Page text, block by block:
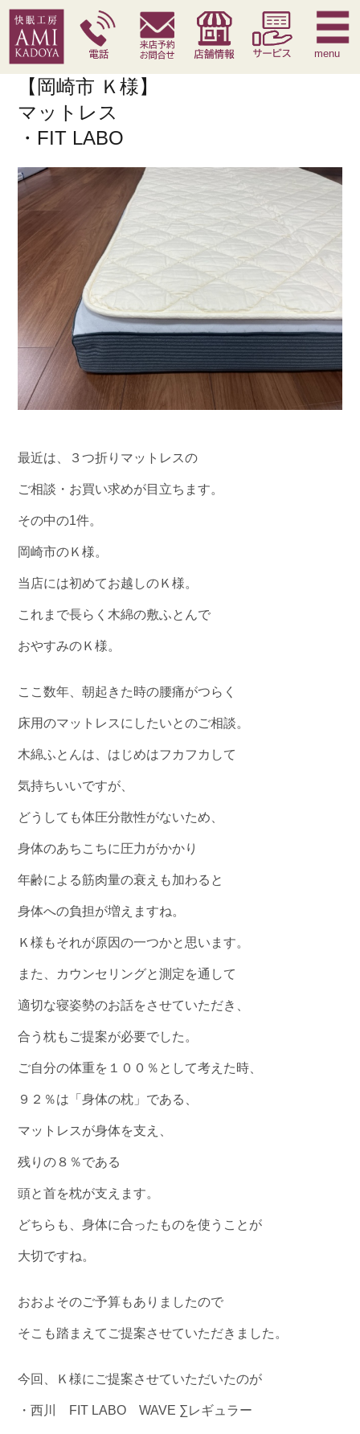
快眠枕 腰痛対策寝具 季節寝具 サービス
menu
【岡崎市 Ｋ様】
マットレス
・FIT LABO
最近は、３つ折りマットレスの
ご相談・お買い求めが目立ちます。
その中の1件。
岡崎市のＫ様。
当店には初めてお越しのＫ様。
これまで長らく木綿の敷ふとんで
おやすみのＫ様。
ここ数年、朝起きた時の腰痛がつらく
床用のマットレスにしたいとのご相談。
木綿ふとんは、はじめはフカフカして
気持ちいいですが、
どうしても体圧分散性がないため、
身体のあちこちに圧力がかかり
年齢による筋肉量の衰えも加わると
身体への負担が増えますね。
Ｋ様もそれが原因の一つかと思います。
また、カウンセリングと測定を通して
適切な寝姿勢のお話をさせていただき、
合う枕もご提案が必要でした。
ご自分の体重を１００％として考えた時、
９２％は「身体の枕」である、
マットレスが身体を支え、
残りの８％である
頭と首を枕が支えます。
どちらも、身体に合ったものを使うことが
大切ですね。
おおよそのご予算もありましたので
そこも踏まえてご提案させていただきました。
今回、Ｋ様にご提案させていただいたのが
・西川 FIT LABO WAVE ∑レギュラー